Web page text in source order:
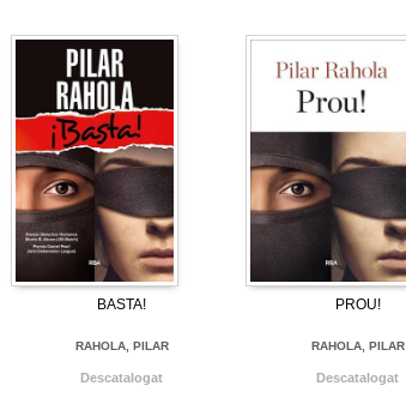
BASTA!
RAHOLA, PILAR
Descatalogat
PROU!
RAHOLA, PILAR
Descatalogat